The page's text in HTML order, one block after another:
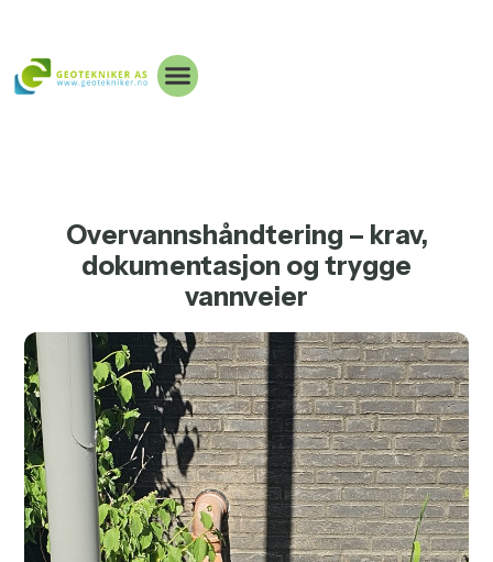
Overvannshåndtering – krav,
dokumentasjon og trygge
vannveier